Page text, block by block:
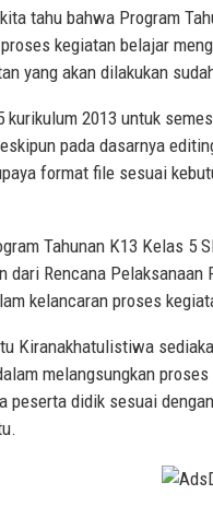
tahu bahwa Program
kegiatan belajar
yang akan dilakukan
kurikulum 2013 untuk
pada dasarnya
format file sesuai
Tahunan K13 Kelas 5
dari Rencana Pelaksanaan
kelancaran proses
Kiranakhatulistiwa
melangsungkan
peserta didik sesuai